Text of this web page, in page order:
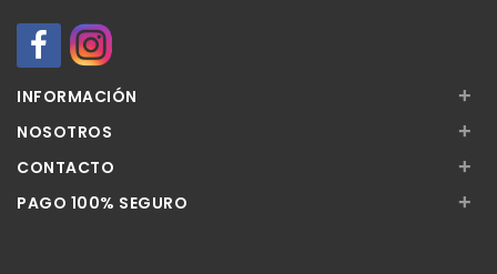
INFORMACIÓN +
NOSOTROS +
CONTACTO +
PAGO 100% SEGURO +